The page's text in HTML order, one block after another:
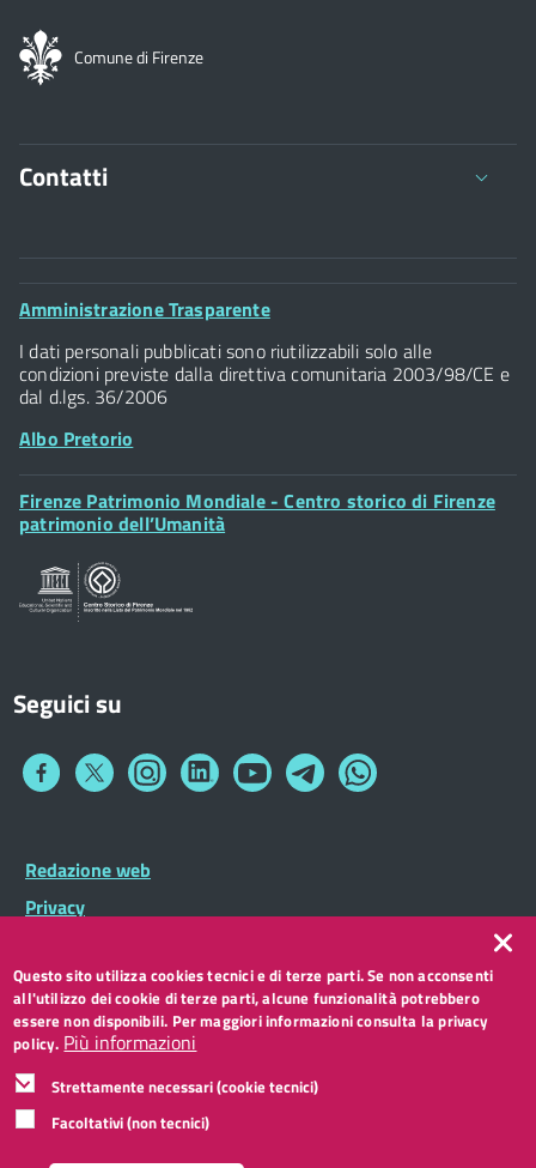
Comune di Firenze
Contatti
Comune di Firenze
Palazzo Vecchio
Piazza della Signoria - 50122, Firenze
Posta Elettronica Certificata
Footer
Amministrazione Trasparente
I dati personali pubblicati sono riutilizzabili solo alle
condizioni previste dalla direttiva comunitaria 2003/98/CE e
dal d.lgs. 36/2006
Albo Pretorio
Footer
Widget
Firenze Patrimonio Mondiale - Centro storico di Firenze
patrimonio dell’Umanità
Seguici su
Collegamento
Collegamento
a
Collegamento
a
Collegamento
a
Collegamento
a
Collegamento
a
Collegamento
a
Widget
Footer
menu
Redazione web
Privacy
Accessibilità
CC BY 3.0 IT
Questo sito utilizza cookies tecnici e di terze parti. Se non acconsenti
all'utilizzo dei cookie di terze parti, alcune funzionalità potrebbero
essere non disponibili. Per maggiori informazioni consulta la privacy
policy. Più informazioni
Strettamente necessari (cookie tecnici)
Facoltativi (non tecnici)